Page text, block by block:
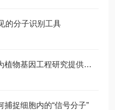
的分子识别工具
农杆菌感受态制备试剂盒为植物基因工程研究提供了一种标准化工具
捉细胞内的“信号分子”